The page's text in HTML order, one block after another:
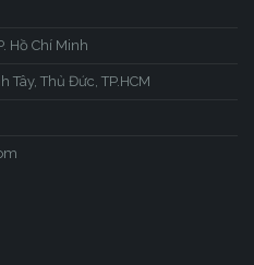
Hồ Chí Minh
Thủ Đức, TP.HCM